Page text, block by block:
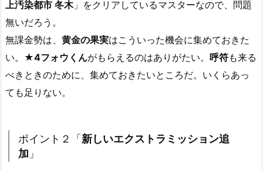
上汚染都市 冬木」をクリアしているマスターなので、問題
無いだろう。
無課金勢は、 黄金の果実はこういった機会に集めておきた
い。 ★4フォウくんがもらえるのはありがたい。 呼符も来る
べきときのために、集めておきたいところだ。いくらあっ
ても足りない。
ポイント２「新しいエクストラミッション追
加 」